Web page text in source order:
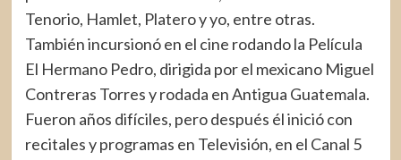
Tenorio, Hamlet, Platero y yo, entre otras.
También incursionó en el cine rodando la Película
El Hermano Pedro, dirigida por el mexicano Miguel
Contreras Torres y rodada en Antigua Guatemala.
Fueron años difíciles, pero después él inició con
recitales y programas en Televisión, en el Canal 5